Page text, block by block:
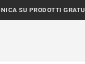
PRODOTTI GRATUITA